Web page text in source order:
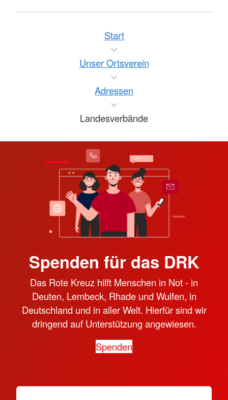
Start
Unser Ortsverein
Adressen
Landesverbände
Spenden für das DRK
Das Rote Kreuz hilft Menschen in Not - in
Deuten, Lembeck, Rhade und Wulfen, in
Deutschland und in aller Welt. Hierfür sind wir
dringend auf Unterstützung angewiesen.
Spenden